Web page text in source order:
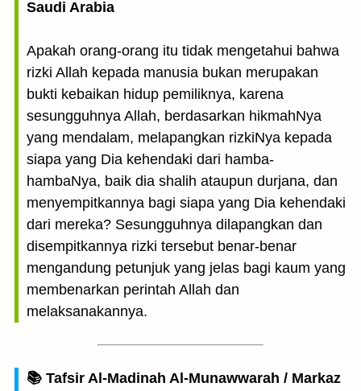
Saudi Arabia
Apakah orang-orang itu tidak mengetahui bahwa
rizki Allah kepada manusia bukan merupakan
bukti kebaikan hidup pemiliknya, karena
sesungguhnya Allah, berdasarkan hikmahNya
yang mendalam, melapangkan rizkiNya kepada
siapa yang Dia kehendaki dari hamba-
hambaNya, baik dia shalih ataupun durjana, dan
menyempitkannya bagi siapa yang Dia kehendaki
dari mereka? Sesungguhnya dilapangkan dan
disempitkannya rizki tersebut benar-benar
mengandung petunjuk yang jelas bagi kaum yang
membenarkan perintah Allah dan
melaksanakannya.
📚 Tafsir Al-Madinah Al-Munawwarah / Markaz